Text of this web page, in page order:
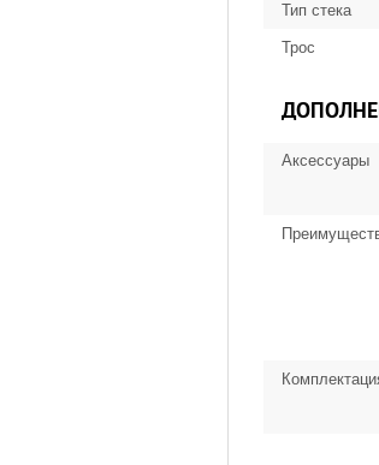
Тип стека
Трос
Аксессуары